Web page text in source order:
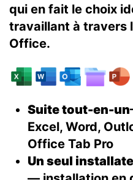
qui en fait le choix
travaillant à travers
Office.
Suite tout-en-un
Excel, Word,
Office Tab Pro
Un seul